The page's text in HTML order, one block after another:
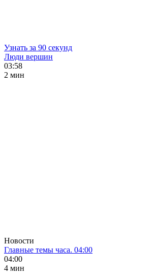
Узнать за 90 секунд
Люди вершин
03:58
2 мин
Новости
Главные темы часа. 04:00
04:00
4 мин